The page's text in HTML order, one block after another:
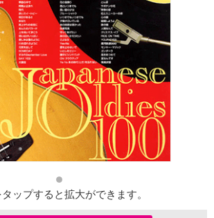
ップすると拡大ができます。